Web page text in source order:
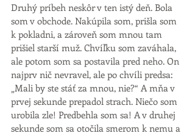
Druhý príbeh neskôr v ten istý deň. Bola
som v obchode. Nakúpila som, prišla som
k pokladni, a zároveň som mnou tam
prišiel starší muž. Chvíľku som zaváhala,
ale potom som sa postavila pred neho. On
najprv nič nevravel, ale po chvíli predsa:
„Mali by ste stáť za mnou, nie?“ A mňa v
prvej sekunde prepadol strach. Niečo som
urobila zle! Predbehla som sa! A v druhej
sekunde som sa otočila smerom k nemu a